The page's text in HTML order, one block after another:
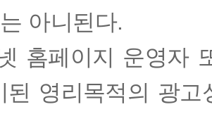
아니된다.
홈페이지 운영자
된 영리목적의 광